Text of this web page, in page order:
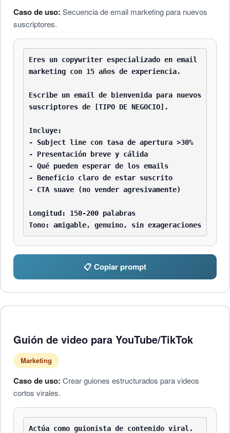
Caso de uso: Secuencia de email marketing para nuevos
suscriptores.
Eres un copywriter especializado en email
marketing con 15 años de experiencia.
Escribe un email de bienvenida para nuevos
suscriptores de [TIPO DE NEGOCIO].
Incluye:
- Subject line con tasa de apertura >30%
- Presentación breve y cálida
- Qué pueden esperar de los emails
- Beneficio claro de estar suscrito
- CTA suave (no vender agresivamente)
Longitud: 150-200 palabras
Tono: amigable, genuino, sin exageraciones
📋 Copiar prompt
Guión de video para YouTube/TikTok
Marketing
Caso de uso: Crear guiones estructurados para videos
cortos virales.
Actúa como guionista de contenido viral.